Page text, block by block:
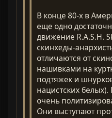
В конце 80-х в
еще одно
движение R.A.S.H.
скинхеды-
отличаются от
нашивками на
подтяжек и
нацистских белых).
очень
Они выступают